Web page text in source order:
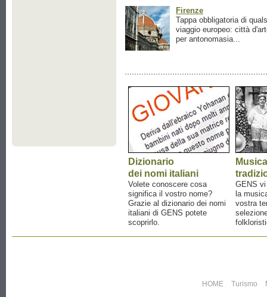
Firenze
Tappa obbligatoria di
viaggio europeo: città
per antonomasia...
Dizionario
dei nomi italiani
Volete conoscere cosa
significa il vostro nome?
Grazie al dizionario dei nomi
italiani di GENS potete
scoprirlo.
Musica
GENS
la
vostra
HOME Turismo